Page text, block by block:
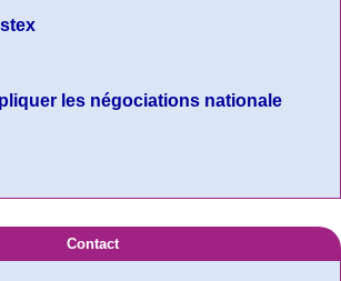
les négociations nationale
Contact